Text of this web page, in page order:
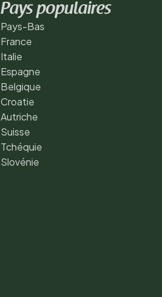
Pays populaires
Pays-Bas
France
Italie
Espagne
Belgique
Croatie
Autriche
Suisse
Tchéquie
Slovénie